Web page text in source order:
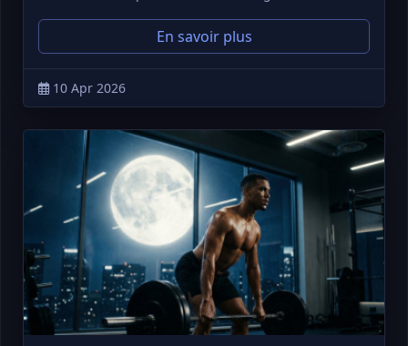
En savoir plus
10 Apr 2026